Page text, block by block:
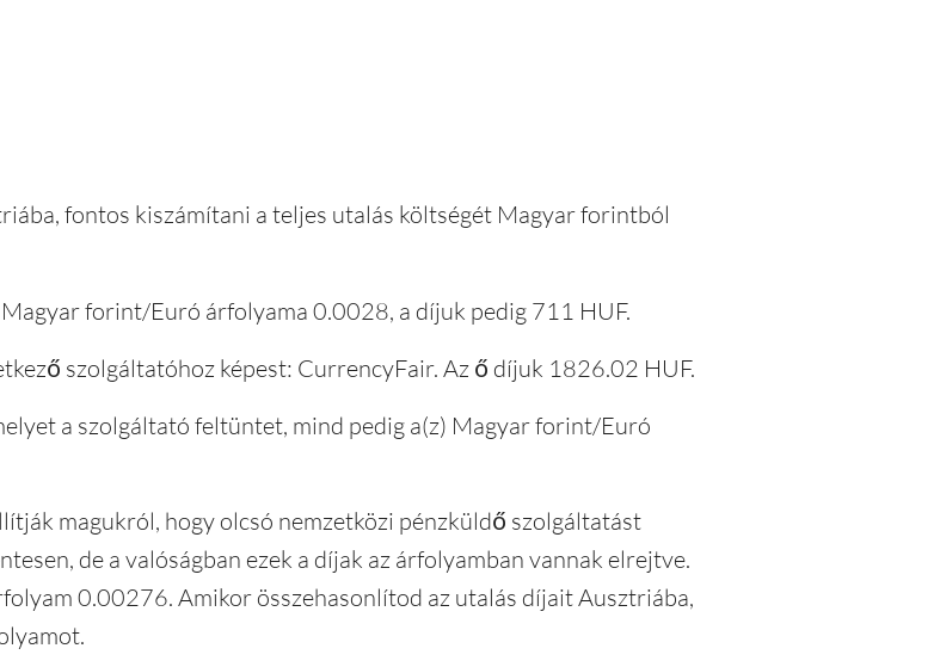
fontos kiszámítani a teljes utalás költségét Magyar forintból
Magyar forint/Euró árfolyama 0.0028, a díjuk pedig 711 HUF.
szolgáltatóhoz képest: CurrencyFair. Az ő díjuk 1826.02 HUF.
a szolgáltató feltüntet, mind pedig a(z) Magyar forint/Euró
magukról, hogy olcsó nemzetközi pénzküldő szolgáltatást
de a valóságban ezek a díjak az árfolyamban vannak elrejtve.
0.00276. Amikor összehasonlítod az utalás díjait Ausztriába,